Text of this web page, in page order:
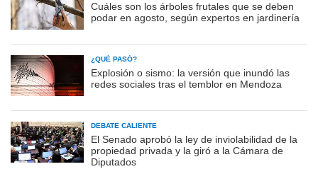
Cuáles son los árboles frutales que se deben
podar en agosto, según expertos en jardinería
¿QUÉ PASÓ?
Explosión o sismo: la versión que inundó las
redes sociales tras el temblor en Mendoza
DEBATE CALIENTE
El Senado aprobó la ley de inviolabilidad de la
propiedad privada y la giró a la Cámara de
Diputados